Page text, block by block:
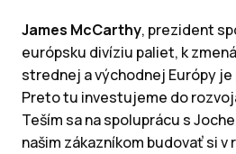
James McCarthy, prezident
európsku divíziu paliet, k
strednej a východnej Európy je
Preto tu investujeme do
Teším sa na spoluprácu s
našim zákazníkom budovať si v